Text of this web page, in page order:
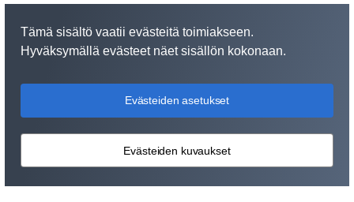
Tämä sisältö vaatii evästeitä toimiakseen.
Hyväksymällä evästeet näet sisällön kokonaan.
Evästeiden asetukset
Evästeiden kuvaukset